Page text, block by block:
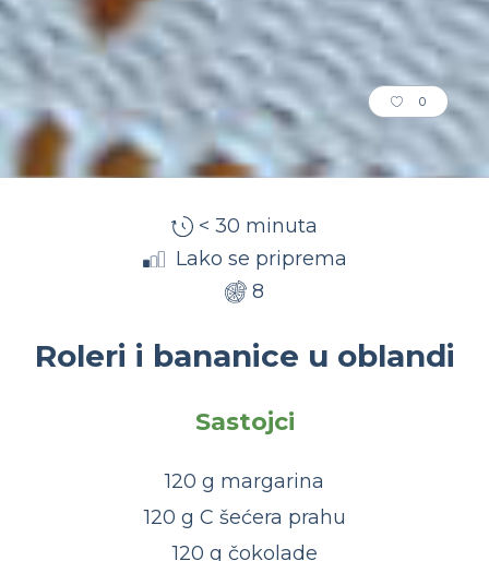
0
< 30 minuta
Lako se priprema
8
Roleri i bananice u oblandi
Sastojci
120 g margarina
120 g C šećera prahu
120 g čokolade